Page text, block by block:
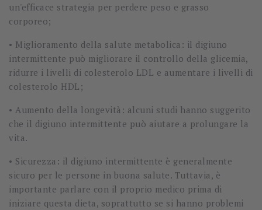
un'efficace strategia per perdere peso e grasso
corporeo;
• Miglioramento della salute metabolica: il digiuno
intermittente può migliorare il controllo della glicemia,
ridurre i livelli di colesterolo LDL e aumentare i livelli di
colesterolo HDL;
• Aumento della longevità: alcuni studi hanno suggerito
che il digiuno intermittente può aiutare a prolungare la
vita.
• Sicurezza: il digiuno intermittente è generalmente
sicuro per le persone in buona salute. Tuttavia, è
importante parlare con il proprio medico prima di
iniziare questa dieta, soprattutto se si hanno problemi